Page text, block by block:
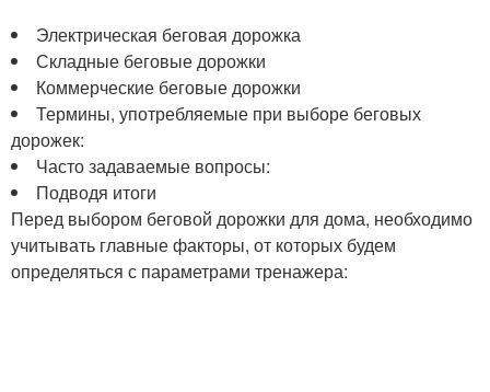
Электрическая беговая дорожка
Складные беговые дорожки
Коммерческие беговые дорожки
Термины, употребляемые при выборе беговых
дорожек:
Часто задаваемые вопросы:
Подводя итоги
Перед выбором беговой дорожки для дома, необходимо
учитывать главные факторы, от которых будем
определяться с параметрами тренажера: